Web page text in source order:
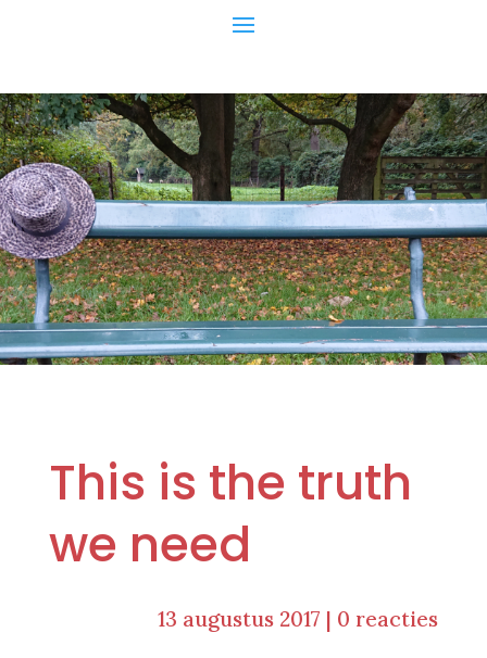
This is the truth
we need
13 augustus 2017 | 0 reacties